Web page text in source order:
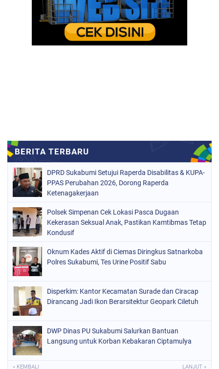
DPRD Sukabumi Setujui Raperda Disabilitas & KUPA-
PPAS Perubahan 2026, Dorong Raperda
Ketenagakerjaan
Polsek Simpenan Cek Lokasi Pasca Dugaan
Kekerasan Seksual Anak, Pastikan Kamtibmas Tetap
Kondusif
Oknum Kades Aktif di Ciemas Diringkus Satnarkoba
Polres Sukabumi, Tes Urine Positif Sabu
Disperkim: Kantor Kecamatan Surade dan Ciracap
Dirancang Jadi Ikon Berarsitektur Geopark Ciletuh
DWP Dinas PU Sukabumi Salurkan Bantuan
Langsung untuk Korban Kebakaran Ciptamulya
« KEMBALI LANJUT »